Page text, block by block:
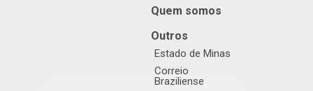
Quem somos
Outros
Estado de Minas
Correio
Braziliense